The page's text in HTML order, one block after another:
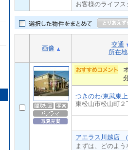
お客様のライフ
画像
交通
所在地
つきのわ/東武東
東松山市松山町２
アエラス川越店 (
まずは、どのよ